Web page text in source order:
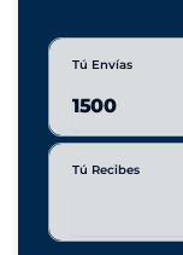
Tú Envías
Tú Recibes